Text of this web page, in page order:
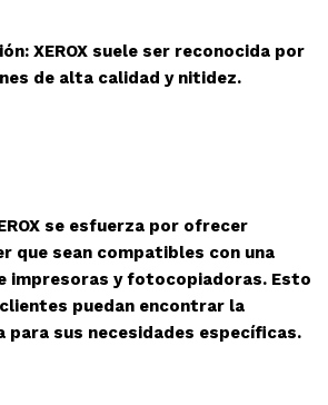
XEROX suele ser reconocida por
de alta calidad y nitidez.
se esfuerza por ofrecer
que sean compatibles con una
impresoras y fotocopiadoras. Esto
puedan encontrar la
para sus necesidades específicas.